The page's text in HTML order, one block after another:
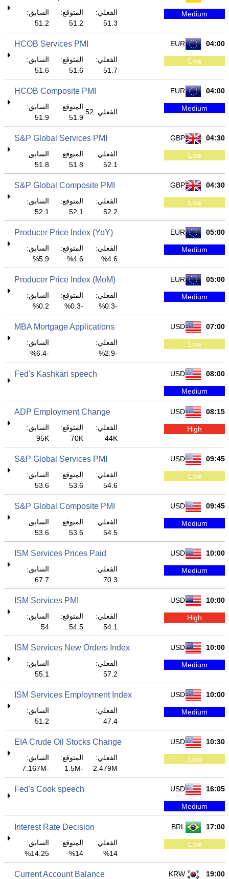
Medium
الفعلي:
51.3
المتوقع:
51.2
السابق:
51.2
04:00
EUR
HCOB Services PMI
Low
الفعلي:
51.7
المتوقع:
51.6
السابق:
51.6
04:00
EUR
HCOB Composite PMI
Medium الفعلي: 52
المتوقع:
51.9
السابق:
51.9
04:30
GBP
S&P Global Services PMI
Low
الفعلي:
52.1
المتوقع:
51.8
السابق:
51.8
04:30
GBP
S&P Global Composite PMI
Low
الفعلي:
52.2
المتوقع:
52.1
السابق:
52.1
05:00
EUR
Producer Price Index (YoY)
Medium
الفعلي:
4.6%
المتوقع:
4.6%
السابق:
5.9%
05:00
EUR
Producer Price Index (MoM)
Medium
الفعلي:
-0.3%
المتوقع:
-0.3%
السابق:
0.2%
07:00
USD
MBA Mortgage Applications
Low
الفعلي:
-2.9%
السابق:
-6.4%
08:00
USD
Fed's Kashkari speech
Medium
08:15
USD
ADP Employment Change
High
الفعلي:
44K
المتوقع:
70K
السابق:
95K
09:45
USD
S&P Global Services PMI
Low
الفعلي:
54.6
المتوقع:
53.6
السابق:
53.6
09:45
USD
S&P Global Composite PMI
Medium
الفعلي:
54.5
المتوقع:
53.6
السابق:
53.6
10:00
USD
ISM Services Prices Paid
Medium
الفعلي:
70.3
السابق:
67.7
10:00
USD
ISM Services PMI
High
الفعلي:
54.1
المتوقع:
54.5
السابق:
54
10:00
USD
ISM Services New Orders Index
Medium
الفعلي:
57.2
السابق:
55.1
10:00
USD
ISM Services Employment Index
Medium
الفعلي:
47.4
السابق:
51.2
10:30
USD
EIA Crude Oil Stocks Change
Low
الفعلي:
2.479M
المتوقع:
-1.5M
السابق:
-7.167M
16:05
USD
Fed's Cook speech
Medium
17:00
BRL
Interest Rate Decision
Low
الفعلي:
14%
المتوقع:
14%
السابق:
14.25%
19:00
KRW
Current Account Balance